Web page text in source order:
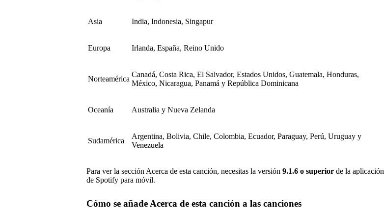
Asia India, Indonesia, Singapur
Europa Irlanda, España, Reino Unido
Norteamérica
Canadá, Costa Rica, El Salvador, Estados Unidos, Guatemala, Honduras,
México, Nicaragua, Panamá y República Dominicana
Oceanía Australia y Nueva Zelanda
Sudamérica
Argentina, Bolivia, Chile, Colombia, Ecuador, Paraguay, Perú, Uruguay y
Venezuela
Para ver la sección Acerca de esta canción, necesitas la versión 9.1.6 o superior de la aplicación
de Spotify para móvil.
Cómo se añade Acerca de esta canción a las canciones